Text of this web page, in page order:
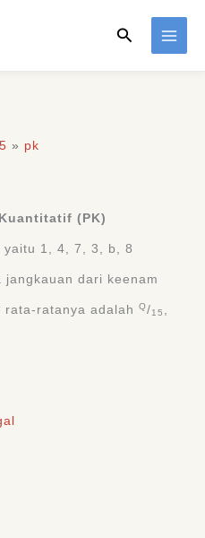
Search
» pk
(PK)
yaitu 1, 4, 7, 3, b, 8
jangkauan dari keenam
rata-ratanya adalahQ/15